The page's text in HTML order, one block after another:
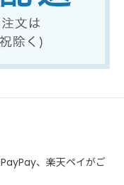
、楽天ペイがご